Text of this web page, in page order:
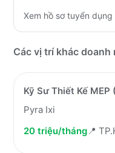
Xem hồ sơ tuyển dụng
Các vị trí khác
Kỹ Sư Thiết Kế MEP
Pyra Ixi
20 triệu/tháng📍